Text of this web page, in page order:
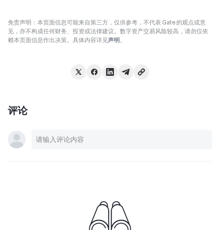
免责声明：本页面信息可能来自第三方，仅供参考，不代表 Gate 的观点或意
见，亦不构成任何财务、投资或法律建议。数字资产交易风险较高，请勿仅依
赖本页面信息作出决策。具体内容详见声明。
评论